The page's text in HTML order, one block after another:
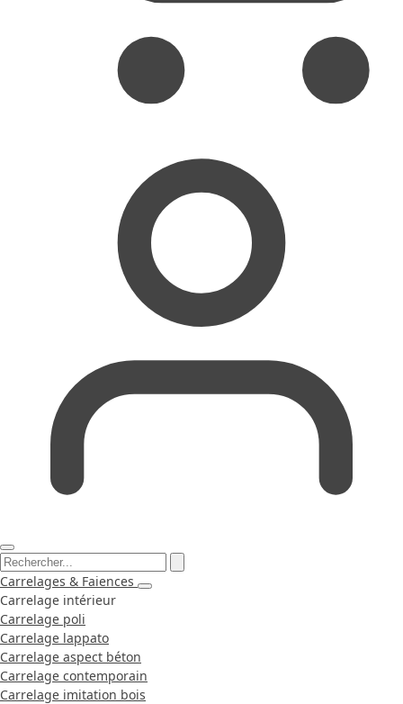
Carrelages & Faiences
Carrelage intérieur
Carrelage poli
Carrelage lappato
Carrelage aspect béton
Carrelage contemporain
Carrelage imitation bois